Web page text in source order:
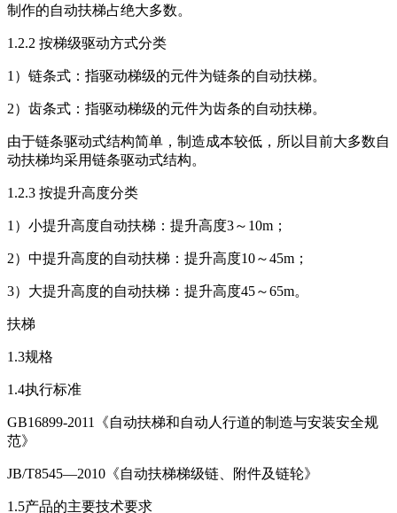
制作的自动扶梯占绝大多数。
1.2.2 按梯级驱动方式分类
1 ）链条式：指驱动梯级的元件为链条的自动扶梯。
2）齿条式：指驱动梯级的元件为齿条的自动扶梯。
由于链条驱动式结构简单，制造成本较低，所以目前大多数自
动扶梯均采用链条驱动式结构。
1.2.3 按提升高度分类
1 ）小提升高度自动扶梯：提升高度3～ 10m ；
2）中提升高度的自动扶梯：提升高度10～45m ；
3）大提升高度的自动扶梯：提升高度45～65m。
扶梯
1.3规格
1.4执行标准
GB16899-2011
《自动扶梯和自动人行道的制造与安装安全规
范》
JB/T8545—2010 《自动扶梯梯级链、附件及链轮》
1.5产品的主要技术要求